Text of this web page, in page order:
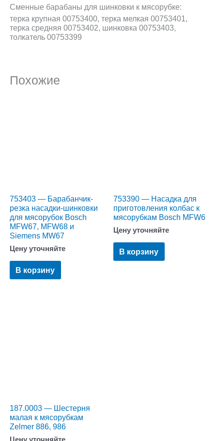
Сменные барабаны для шинковки к мясорубке:
терка крупная 00753400, терка мелкая 00753401,
терка средняя 00753402, шинковка 00753403,
толкатель 00753399
Похожие
753403 — Барабанчик-
резка насадки-шинковки
для мясорубок Bosch
MFW67, MFW68 и
Siemens MW67
Цену уточняйте
В корзину
753390 — Насадка для
приготовления колбас к
мясорубкам Bosch MFW6
Цену уточняйте
В корзину
187.0003 — Шестерня
малая к мясорубкам
Zelmer 886, 986